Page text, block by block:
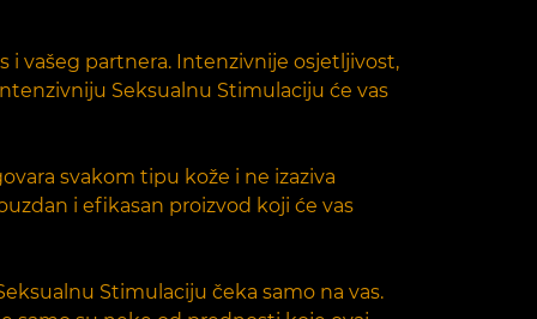
i vašeg partnera. Intenzivnije osjetljivost,
Seksualnu Stimulaciju će vas
svakom tipu kože i ne izaziva
i efikasan proizvod koji će vas
Stimulaciju čeka samo na vas.